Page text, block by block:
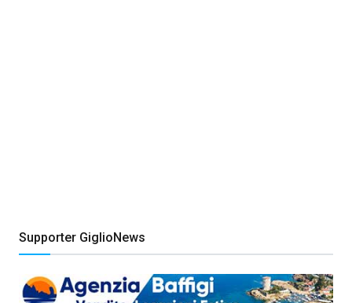
Supporter GiglioNews